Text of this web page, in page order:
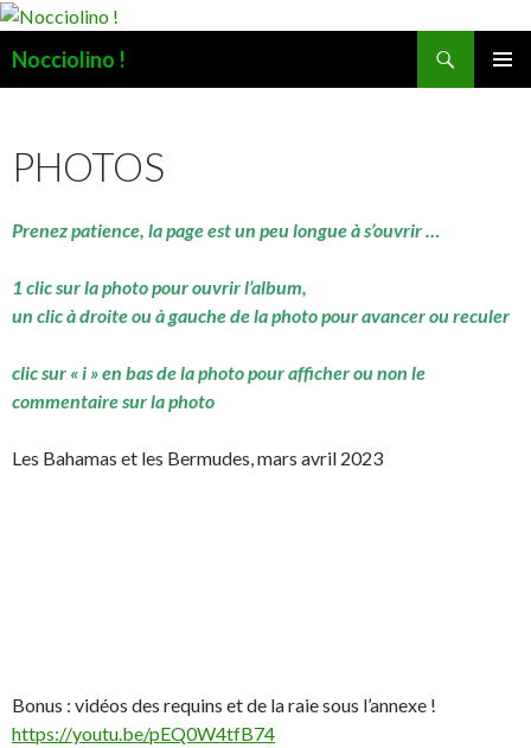
Nocciolino !
PHOTOS
Prenez patience, la page est un peu longue à s’ouvrir …
1 clic sur la photo pour ouvrir l’album,
un clic à droite ou à gauche de la photo pour avancer ou reculer
clic sur « i » en bas de la photo pour afficher ou non le
commentaire sur la photo
Les Bahamas et les Bermudes, mars avril 2023
Bonus : vidéos des requins et de la raie sous l’annexe !
https://youtu.be/pEQ0W4tfB74